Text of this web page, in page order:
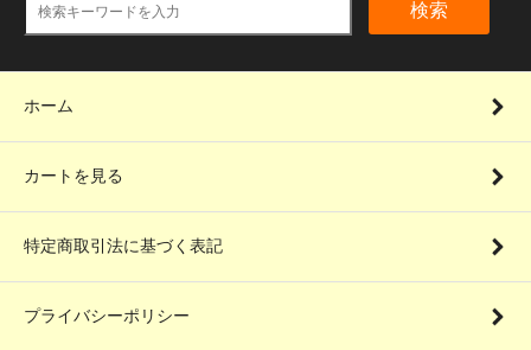
検索
ホーム
カートを見る
特定商取引法に基づく表記
プライバシーポリシー